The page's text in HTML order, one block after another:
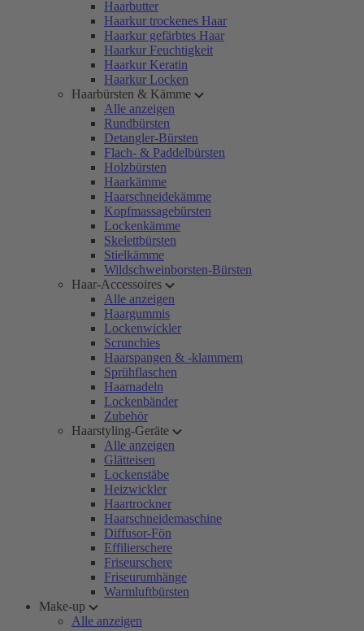
Haarbutter
Haarkur trockenes Haar
Haarkur gefärbtes Haar
Haarkur Feuchtigkeit
Haarkur Keratin
Haarkur Locken
Haarbürsten & Kämme
Alle anzeigen
Rundbürsten
Detangler-Bürsten
Flach- & Paddelbürsten
Holzbürsten
Haarkämme
Haarschneidekämme
Kopfmassagebürsten
Lockenkämme
Skelettbürsten
Stielkämme
Wildschweinborsten-Bürsten
Haar-Accessoires
Alle anzeigen
Haargummis
Lockenwickler
Scrunchies
Haarspangen & -klammern
Sprühflaschen
Haarnadeln
Lockenbänder
Zubehör
Haarstyling-Geräte
Alle anzeigen
Glätteisen
Lockenstäbe
Heizwickler
Haartrockner
Haarschneidemaschine
Diffusor-Fön
Effilierschere
Friseurschere
Friseurumhänge
Warmluftbürsten
Make-up
Alle anzeigen